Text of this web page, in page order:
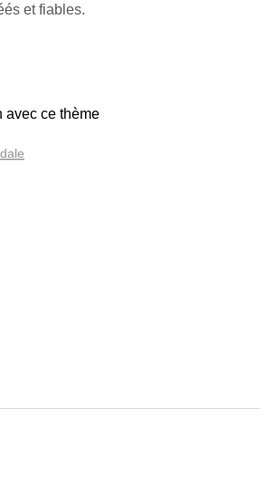
et fiables.
avec ce thème